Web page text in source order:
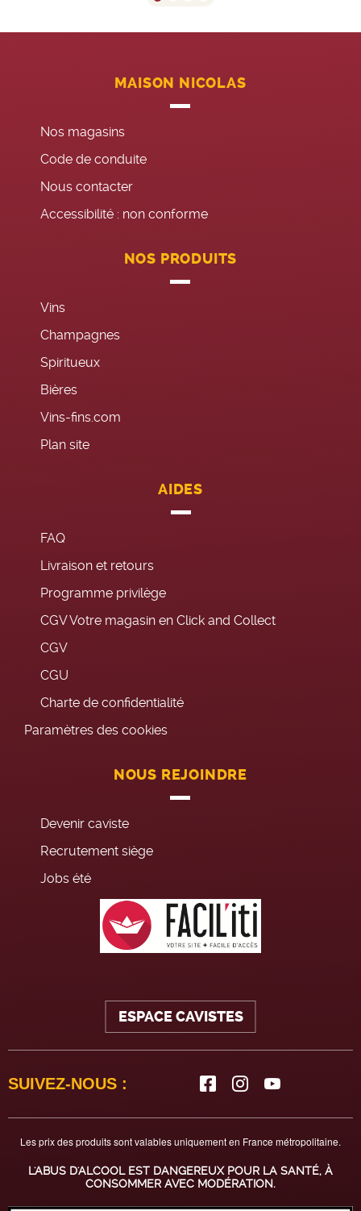
MAISON NICOLAS
Nos magasins
Code de conduite
Nous contacter
Accessibilité : non conforme
NOS PRODUITS
Vins
Champagnes
Spiritueux
Bières
Vins-fins.com
Plan site
AIDES
FAQ
Livraison et retours
Programme privilège
CGV Votre magasin en Click and Collect
CGV
CGU
Charte de confidentialité
Paramètres des cookies
NOUS REJOINDRE
Devenir caviste
Recrutement siège
Jobs été
ESPACE CAVISTES
SUIVEZ-NOUS :
Les prix des produits sont valables uniquement en France métropolitaine.
L'ABUS D'ALCOOL EST DANGEREUX POUR LA SANTÉ, À
CONSOMMER AVEC MODÉRATION.